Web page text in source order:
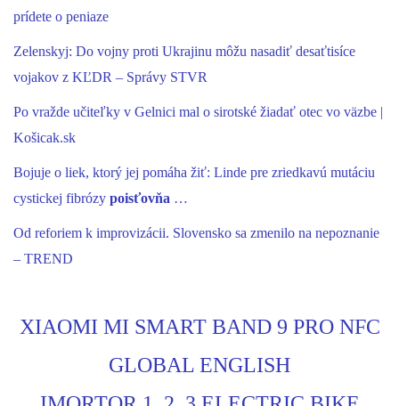
prídete o peniaze
Zelenskyj: Do vojny proti Ukrajinu môžu nasadiť desaťtisíce
vojakov z KĽDR – Správy STVR
Po vražde učiteľky v Gelnici mal o sirotské žiadať otec vo väzbe |
Košicak.sk
Bojuje o liek, ktorý jej pomáha žiť: Linde pre zriedkavú mutáciu
cystickej fibrózy poisťovňa …
Od reforiem k improvizácii. Slovensko sa zmenilo na nepoznanie
– TREND
XIAOMI MI SMART BAND 9 PRO NFC
GLOBAL ENGLISH